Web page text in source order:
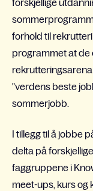
forskjellige
forhold til
programmet at
"verdens beste
sommerjobb.
I tillegg til å jobbe
delta på
faggruppene i
meet-ups, kurs og